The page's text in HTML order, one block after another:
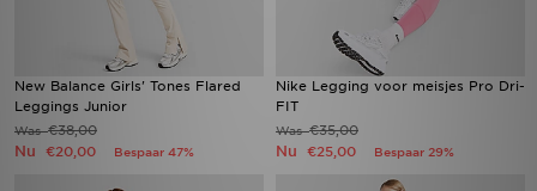
New Balance Girls' Tones Flared
Leggings Junior
Was€38,00
Nu €20,00 Bespaar 47%
Nike Legging voor meisjes Pro Dri-
FIT
Was€35,00
Nu €25,00 Bespaar 29%